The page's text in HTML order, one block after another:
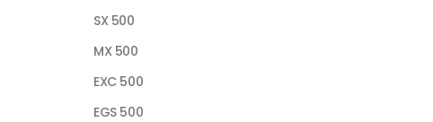
SX 500
MX 500
EXC 500
EGS 500